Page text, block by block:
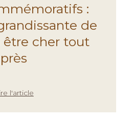
:
de
être cher tout
près
l'article